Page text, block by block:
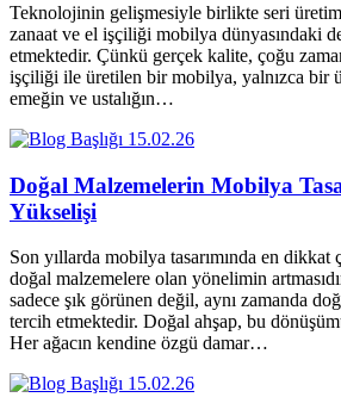
Teknolojinin gelişmesiyle birlikte seri üretim
zanaat ve el işçiliği mobilya dünyasındaki
etmektedir. Çünkü gerçek kalite, çoğu
işçiliği ile üretilen bir mobilya, yalnızca bir
emeğin ve ustalığın…
15.02.26
Doğal Malzemelerin Mobilya
Yükselişi
Son yıllarda mobilya tasarımında en
doğal malzemelere olan yönelimin
sadece şık görünen değil, aynı zamanda
tercih etmektedir. Doğal ahşap, bu
Her ağacın kendine özgü damar…
15.02.26